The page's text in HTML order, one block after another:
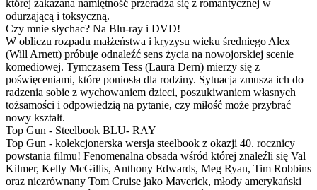
której zakazana namiętność przeradza się z romantycznej w
odurzającą i toksyczną.
Czy mnie słychac? Na Blu-ray i DVD!
W obliczu rozpadu małżeństwa i kryzysu wieku średniego Alex
(Will Arnett) próbuje odnaleźć sens życia na nowojorskiej scenie
komediowej. Tymczasem Tess (Laura Dern) mierzy się z
poświęceniami, które poniosła dla rodziny. Sytuacja zmusza ich do
radzenia sobie z wychowaniem dzieci, poszukiwaniem własnych
tożsamości i odpowiedzią na pytanie, czy miłość może przybrać
nowy kształt.
Top Gun - Steelbook BLU- RAY
Top Gun - kolekcjonerska wersja steelbook z okazji 40. rocznicy
powstania filmu! Fenomenalna obsada wśród której znaleźli się Val
Kilmer, Kelly McGillis, Anthony Edwards, Meg Ryan, Tim Robbins
oraz niezrównany Tom Cruise jako Maverick, młody amerykański